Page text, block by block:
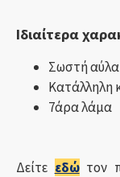
Ιδιαίτερα
Σωστή
Κατάλληλη
7άρα λάμα
Δείτε εδώτον